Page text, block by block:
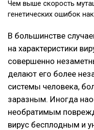
Чем выше скорость
генетических ошибок
В большинстве
на характеристики
совершенно
делают его более
системы человека,
заразным. Иногда
необратимым
вирус бесплодным и